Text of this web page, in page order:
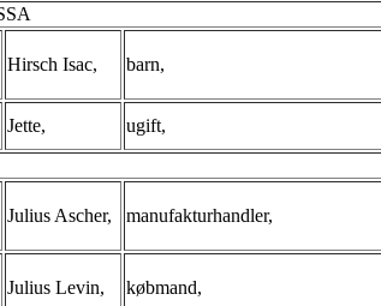
Hirsch Isac, barn,
Jette, ugift,
Julius Ascher, manufakturhandler,
Julius Levin, købmand,